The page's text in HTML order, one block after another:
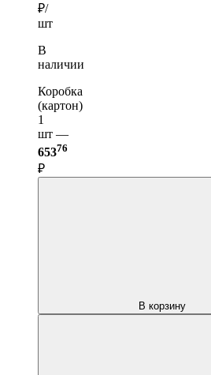
₽/
шт
В
наличии
Коробка
(картон)
1
шт —
65376
₽
В корзину